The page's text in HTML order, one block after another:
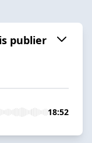
publier
18:52